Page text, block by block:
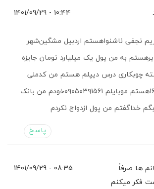
10:44 - 1401/09/29
نجفی ناشنواهستم اردبیل مشگین‌شهر
به من پول یک میلیارد تومان جایزه
چوبکاری درس دیپلم هستم من کدملی
۱۶۶۰۰۵۳۳۸۲هستم موبایلم ۰۹۰۵۰۳۹۱۵۶۱خودم من بانک
خداگفتم من پول ازدواج نکردم
پاسخ
ها صرفاً
فکر میکنم
08:35 - 1401/09/29